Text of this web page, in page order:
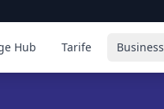
Hub Tarife Business